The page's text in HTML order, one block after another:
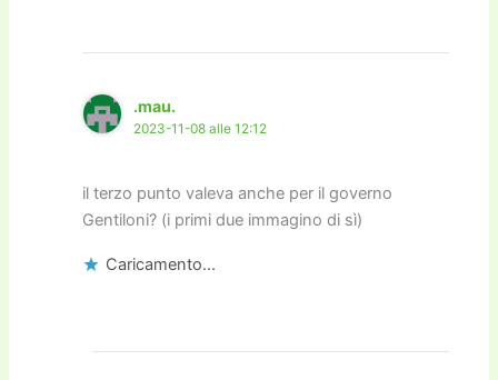
.mau.
2023-11-08 alle 12:12
il terzo punto valeva anche per il governo
Gentiloni? (i primi due immagino di sì)
Caricamento...